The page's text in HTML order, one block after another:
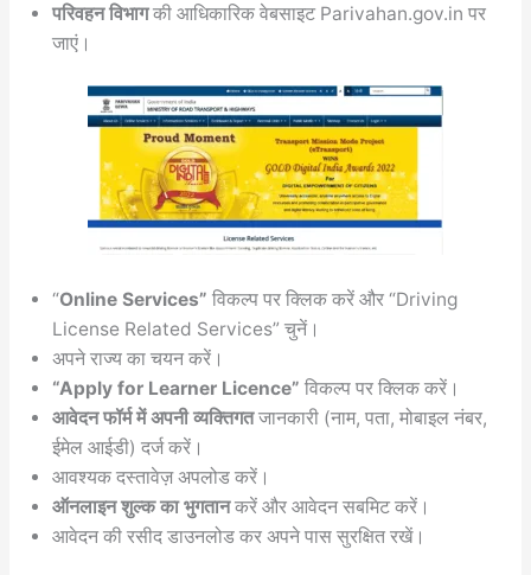
परिवहन विभागकी आधिकारिक वेबसाइट Parivahan.gov.in पर
जाएं।
“Online Services” विकल्प पर क्लिक करें और “Driving
License Related Services” चुनें।
अपने राज्य का चयन करें।
“Apply for Learner Licence” विकल्प पर क्लिक करें।
आवेदन फॉर्म में अपनी व्यक्तिगतजानकारी (नाम, पता, मोबाइल नंबर,
ईमेल आईडी) दर्ज करें।
आवश्यक दस्तावेज़ अपलोड करें।
ऑनलाइन शुल्क का भुगतानकरें और आवेदन सबमिट करें।
आवेदन की रसीद डाउनलोड कर अपने पास सुरक्षित रखें।